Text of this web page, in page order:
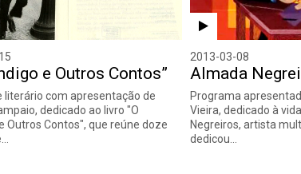
e Outros Contos”
literário com apresentação de
dedicado ao livro "O
Outros Contos", que reúne doze
2013-03-08
Almada
Programa
Vieira, dedicado à
Negreiros, artista
dedicou…